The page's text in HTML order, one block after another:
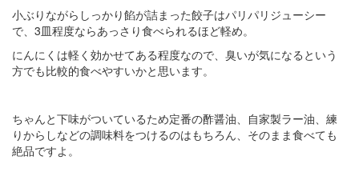
小ぶりながらしっかり餡が詰まった餃子はパリパリジューシー
で、3皿程度ならあっさり食べられるほど軽め。
にんにくは軽く効かせてある程度なので、臭いが気になるという
方でも比較的食べやすいかと思います。
ちゃんと下味がついているため定番の酢醤油、自家製ラー油、練
りからしなどの調味料をつけるのはもちろん、そのまま食べても
絶品ですよ。